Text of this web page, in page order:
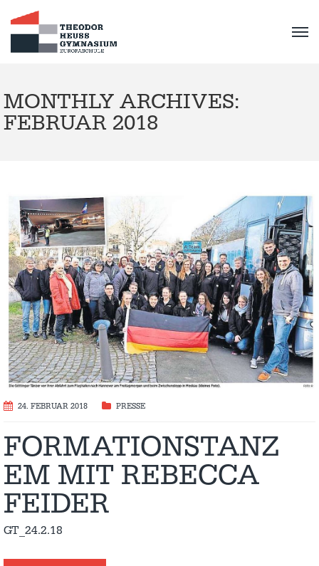
MONTHLY ARCHIVES:
FEBRUAR 2018
24. FEBRUAR 2018 PRESSE
FORMATIONSTANZ
EM MIT REBECCA
FEIDER
GT_24.2.18